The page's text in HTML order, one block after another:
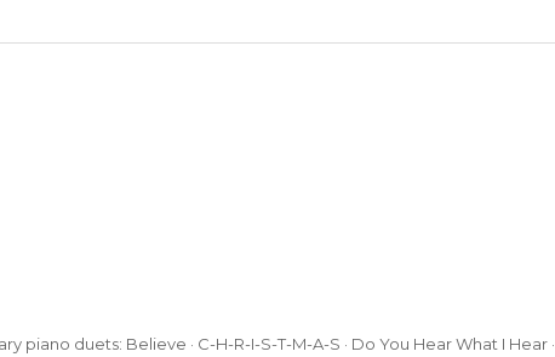
duets: Believe · C-H-R-I-S-T-M-A-S · Do You Hear What I Hear ·